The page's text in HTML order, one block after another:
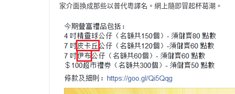
家介面換成那些以普代粵譯名。網上隨即冒起杯葛潮。